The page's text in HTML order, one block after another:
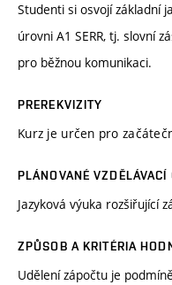
Studenti si osvojí základní
úrovni A1 SERR, tj. slovní
pro běžnou komunikaci.
PREREKVIZITY
Kurz je určen pro
PLÁNOVANÉ
Jazyková výuka rozšiřující
ZPŮSOB A KRITÉRIA
Udělení zápočtu je